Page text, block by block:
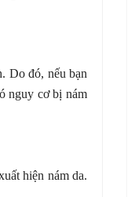
Do đó, nếu bạn
nguy cơ bị nám
hiện nám da.